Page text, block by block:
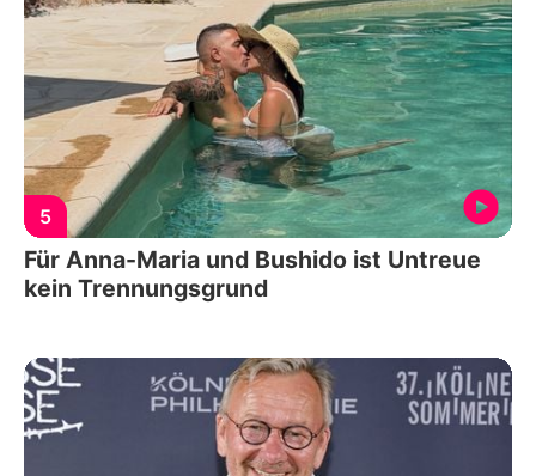
5
Für Anna-Maria und Bushido ist Untreue
kein Trennungsgrund